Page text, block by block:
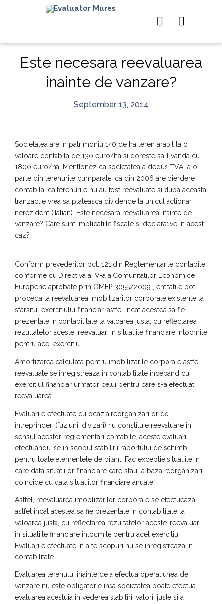
Este necesara reevaluarea
inainte de vanzare?
September 13, 2014
Societatea are in patrimoniu 140 de ha teren arabil la o
valoare contabila de 130 euro/ha si doreste sa-l vanda cu
1800 euro/ha. Mentionez ca societatea a dedus TVA la o
parte din terenurile cumparate, ca din 2006 are pierdere
contabila, ca terenurile nu au fost reevaluate si dupa aceasta
tranzactie vrea sa plateasca dividende la unicul actionar
nerezident (italian). Este necesara reevaluarea inainte de
vanzare? Care sunt implicatiile fiscale si declarative in acest
caz?
Conform prevederilor pct. 121 din Reglementarile contabile
conforme cu Directiva a IV-a a Comunitatilor Economice
Europene aprobate prin OMFP 3055/2009 , entitatile pot
proceda la reevaluarea imobilizarilor corporale existente la
sfarsitul exercitiului financiar, astfel incat acestea sa fie
prezentate in contabilitate la valoarea justa, cu reflectarea
rezultatelor acestei reevaluari in situatiile financiare intocmite
pentru acel exercitiu.
Amortizarea calculata pentru imobilizarile corporale astfel
reevaluate se inregistreaza in contabilitate incepand cu
exercitiul financiar urmator celui pentru care s-a efectuat
reevaluarea.
Evaluarile efectuate cu ocazia reorganizarilor de
intreprinderi (fuziuni, divizari) nu constituie reevaluare in
sensul acestor reglementari contabile, aceste evaluari
efectuandu-se in scopul stabilirii raportului de schimb,
pentru toate elementele de bilant. Fac exceptie situatiile in
care data situatiilor financiare care stau la baza reorganizarii
coincide cu data situatiilor financiare anuale.
Astfel, reevaluarea imoblizarilor corporale se efectueaza
astfel incat acestea sa fie prezentate in contabilitate la
valoarea justa, cu reflectarea rezultatelor acestei reevaluari
in situatiile financiare intocmite pentru acel exercitiu.
Evaluarile efectuate in alte scopuri nu se inregistreaza in
contabilitate.
Evaluarea terenului inainte de a efectua operatiunea de
vanzare nu este obligatorie insa societatea poate efectua
evaluarea acestuia in vederea stabilirii valorii juste si a